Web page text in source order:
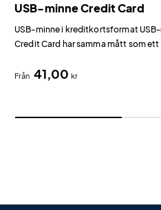
USB-minne Credit Card
USB-minne i kreditkortsformat
Credit Card har samma mått som
Från 41,00kr